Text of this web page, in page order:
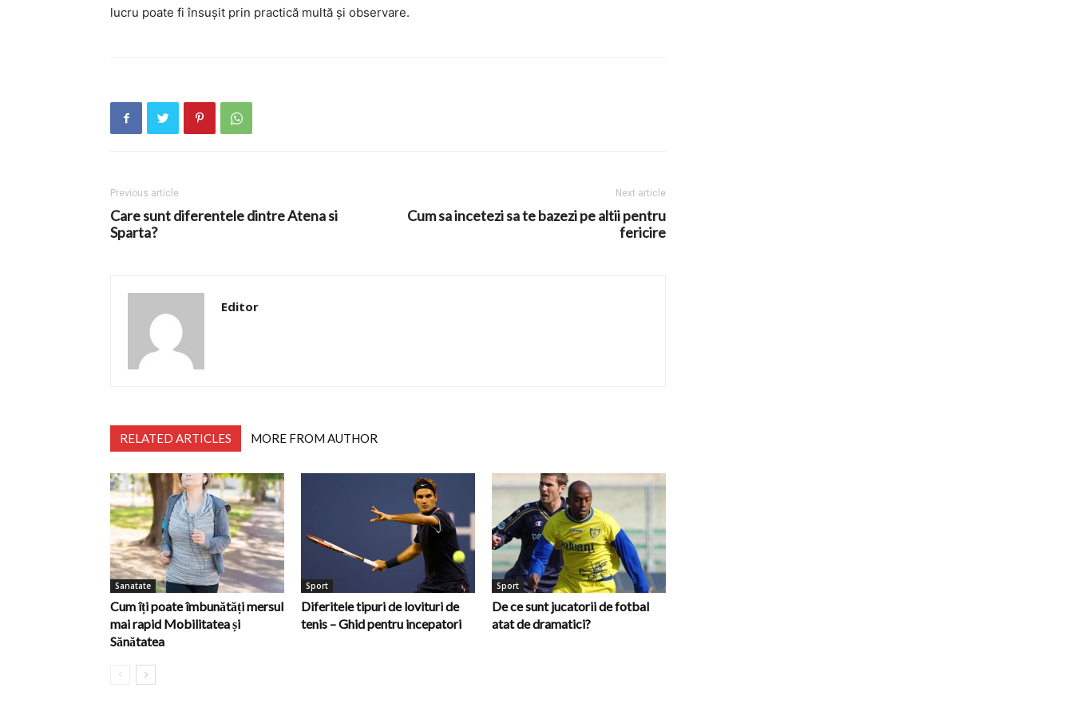
lucru poate fi însușit prin practică multă și observare.
Previous article
Care sunt diferentele dintre Atena si
Sparta?
Next article
Cum sa incetezi sa te bazezi pe altii pentru
fericire
Editor
RELATED ARTICLES MORE FROM AUTHOR
Sanatate
Cum îți poate îmbunătăți mersul
mai rapid Mobilitatea și
Sănătatea
Sport
Diferitele tipuri de lovituri de
tenis – Ghid pentru incepatori
Sport
De ce sunt jucatorii de fotbal
atat de dramatici?